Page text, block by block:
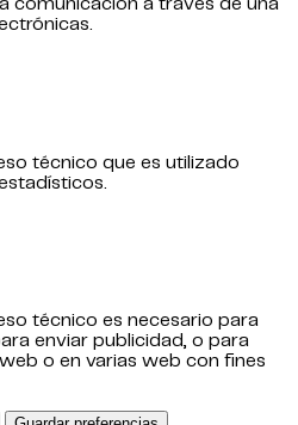
comunicación a través de una
técnico que es utilizado
técnico es necesario para
enviar publicidad, o para
o en varias web con fines